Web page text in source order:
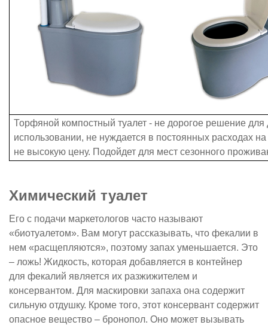
Торфяной компостный туалет - не дорогое решение для
использовании, не нуждается в постоянных расходах
не высокую цену. Подойдет для мест сезонного
Химический туалет
Его с подачи маркетологов часто называют
«биотуалетом». Вам могут рассказывать, что фекалии в
нем «расщепляются», поэтому запах уменьшается. Это
– ложь! Жидкость, которая добавляется в контейнер
для фекалий является их разжижителем и
консервантом. Для маскировки запаха она содержит
сильную отдушку. Кроме того, этот консервант содержит
опасное вещество – бронопол. Оно может вызывать